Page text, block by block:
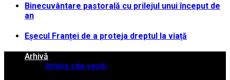
Binecuvântare pastorală cu prilejul unui început de
an
Eșecul Franței de a proteja dreptul la viață
Arhivă
Arhiva site vechi